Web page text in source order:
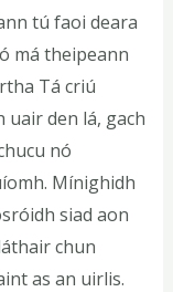
tú faoi deara
má theipeann
Tá criú
uair den lá, gach
nó
Mínighidh
siad aon
chun
as an uirlis.